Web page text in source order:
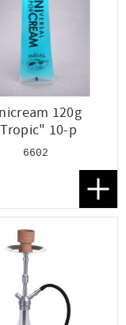
120g
10-p
6602